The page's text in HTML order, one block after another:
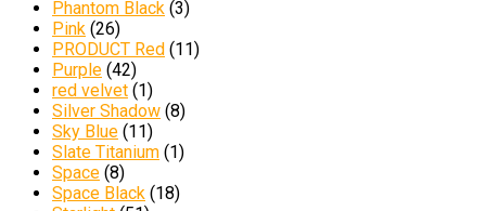
Phantom Black (3)
Pink (26)
PRODUCT Red (11)
Purple (42)
red velvet (1)
Silver Shadow (8)
Sky Blue (11)
Slate Titanium (1)
Space (8)
Space Black (18)